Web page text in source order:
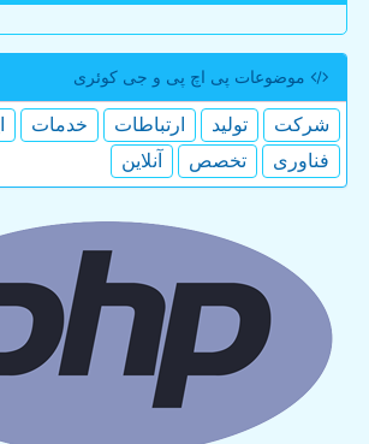
موضوعات پی اچ پی و جی كوئری
شركت تولید ارتباطات خدمات
فناوری
تخصص آنلاین